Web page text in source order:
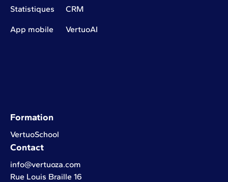
Statistiques CRM
App mobile VertuoAI
Formation
VertuoSchool
Contact
info@vertuoza.com
Rue Louis Braille 16